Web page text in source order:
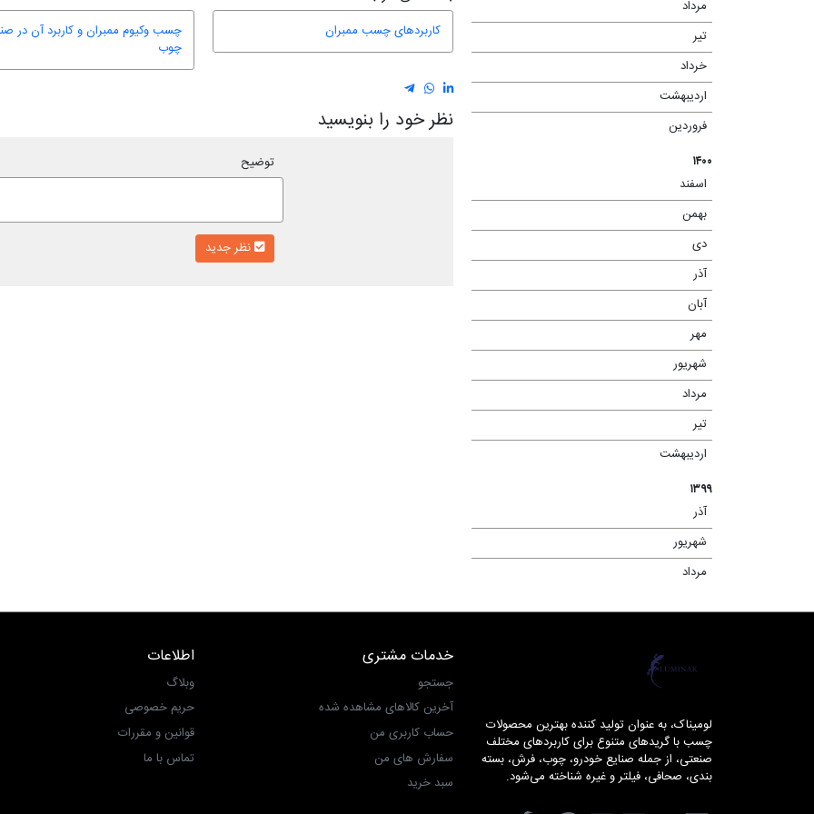
مرداد
تیر
خرداد
اردیبهشت
فروردین
۱۴۰۰
اسفند
بهمن
دی
آذر
آبان
مهر
شهریور
مرداد
تیر
اردیبهشت
۱۳۹۹
آذر
شهریور
مرداد
کاربردهای چسب ممبران
چسب وکیوم ممبران و کاربرد آن در
چوب
نظر خود را بنویسید
توضیح
نظر جدید
لومیناک
لومیناک، به عنوان تولید کننده بهترین محصولات
چسب با گریدهای متنوع برای کاربردهای مختلف
صنعتی، از جمله صنایع خودرو، چوب، فرش، بسته
بندی، صحافی، فیلتر و غیره شناخته می‌شود.
خدمات مشتری
جستجو
آخرین کالاهای مشاهده شده
حساب کاربری من
سفارش های من‎
سبد خرید
اطلاعات
وبلاگ
حریم خصوصی
قوانین و مقررات
تماس با ما